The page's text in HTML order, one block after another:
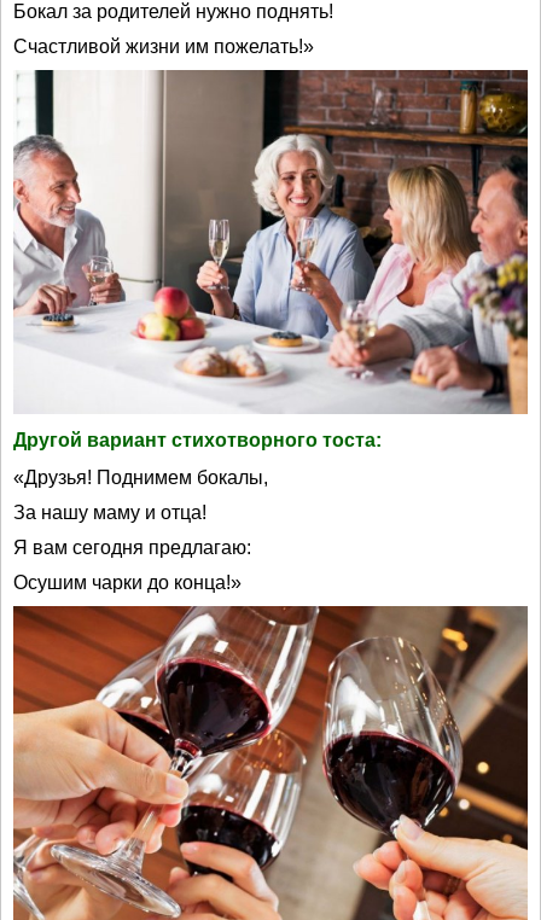
Бокал за родителей нужно поднять!
Счастливой жизни им пожелать!»
Другой вариант стихотворного тоста:
«Друзья! Поднимем бокалы,
За нашу маму и отца!
Я вам сегодня предлагаю:
Осушим чарки до конца!»